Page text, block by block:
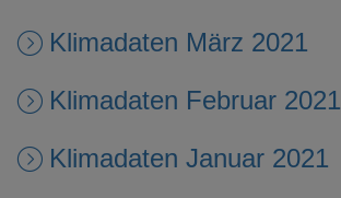
Klimadaten März 2021
Klimadaten Februar 2021
Klimadaten Januar 2021